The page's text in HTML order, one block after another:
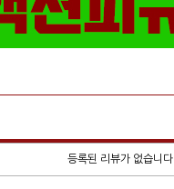
등록된 리뷰가 없습니다.